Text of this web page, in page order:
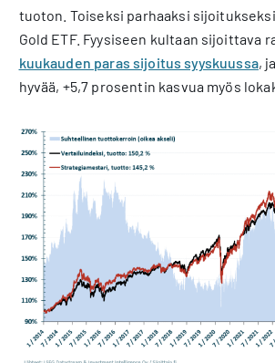
tuoton. Toiseksi parhaaksi
Gold ETF. Fyysiseen kultaan sijoittava
kuukauden paras sijoitus syyskuussa,
hyvää, +5,7 prosentin kasvua myös